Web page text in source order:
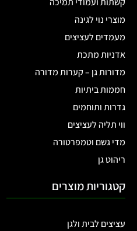
מוצרי נוי לגינה
מעמדים לעציצים
אדניות מתכת
מדורות גן – קערות מדורה
חממות ביתיות
גדרות ותוחמים
ווי תליה לעציצים
מדי גשם וטמפרטורה
ריהוט גן
קטגוריות מוצרים
עציצים לבית ולגן